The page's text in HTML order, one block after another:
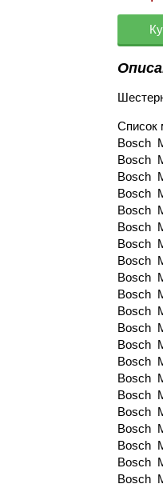
Список
Bosch
Bosch
Bosch
Bosch
Bosch
Bosch
Bosch
Bosch
Bosch
Bosch
Bosch
Bosch
Bosch
Bosch
Bosch
Bosch
Bosch
Bosch
Bosch
Bosch
Bosch